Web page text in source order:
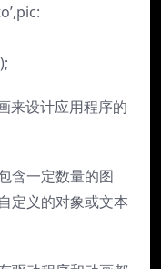
来设计应用程序的
含一定数量的图
定义的对象或文本